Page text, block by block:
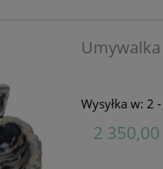
Wysyłka w: 2
2 350,00